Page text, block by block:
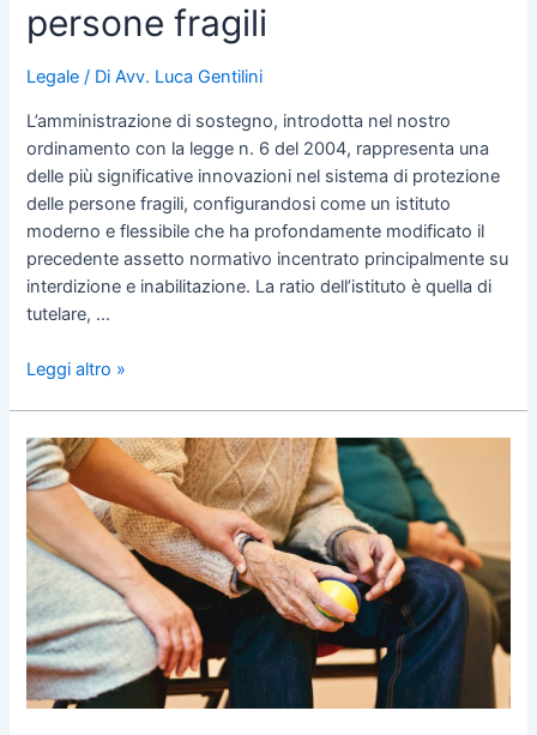
persone fragili
Legale / DiAvv. Luca Gentilini
L’amministrazione di sostegno, introdotta nel nostro
ordinamento con la legge n. 6 del 2004, rappresenta una
delle più significative innovazioni nel sistema di protezione
delle persone fragili, configurandosi come un istituto
moderno e flessibile che ha profondamente modificato il
precedente assetto normativo incentrato principalmente su
interdizione e inabilitazione. La ratio dell’istituto è quella di
tutelare, …
Leggi altro »
Uno
sguardo
sull’istituto
dell’amministrazione
di
sostegno